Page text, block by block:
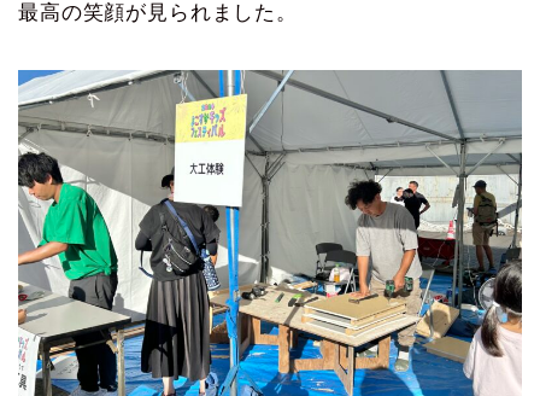
最高の笑顔が見られました。